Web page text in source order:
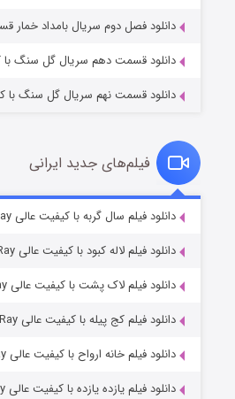
قسمت۷ (زیرنویس)
دانلود فصل دوم سریال بامداد خمار
دانلود قسمت دهم سریال گل سنگ با
دانلود قسمت نهم سریال گل سنگ با
فیلم‌های جدید ایرانی
دانلود فیلم سال گربه با کیفیت عالی BluRay
دانلود فیلم لاله کبود با کیفیت عالی BluRay
دانلود فیلم لاک پشت با کیفیت عالی BluRay
دانلود فیلم کج‌ پیله با کیفیت عالی BluRay
دانلود فیلم خانه ارواح با کیفیت عالی BluRay
دانلود فیلم یازده یازده با کیفیت عالی BluRay